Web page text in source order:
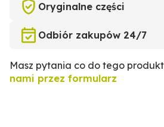
Oryginalne części
Odbiór zakupów 24/7
Masz pytania co do tego
nami przez formularz